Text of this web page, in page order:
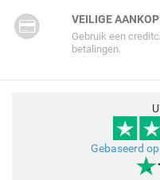
VEILIGE
Gebruik een
betalingen.
Gebaseerd